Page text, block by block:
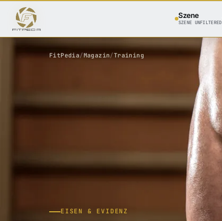
Szene
SZENE UNFILTERED
FitPedia/Magazin/Training
EISEN & EVIDENZ